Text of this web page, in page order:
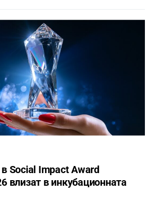
Social Impact Award
влизат в инкубационната